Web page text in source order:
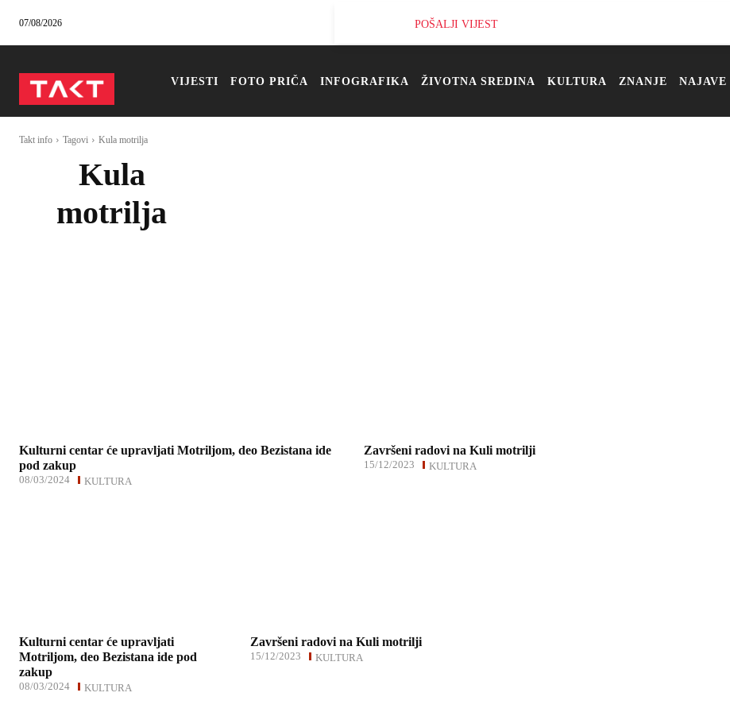
07/08/2026 POŠALJI VIJEST
VIJESTI FOTO PRIČA INFOGRAFIKA ŽIVOTNA SREDINA KULTURA ZNANJE NAJAVE
Takt info Tagovi Kula motrilja
Kula
motrilja
Kulturni centar će upravljati Motriljom, deo Bezistana ide
pod zakup
KULTURA
08/03/2024
Završeni radovi na Kuli motrilji
KULTURA
15/12/2023
Kulturni centar će upravljati
Motriljom, deo Bezistana ide pod
zakup
KULTURA
08/03/2024
Završeni radovi na Kuli motrilji
KULTURA
15/12/2023